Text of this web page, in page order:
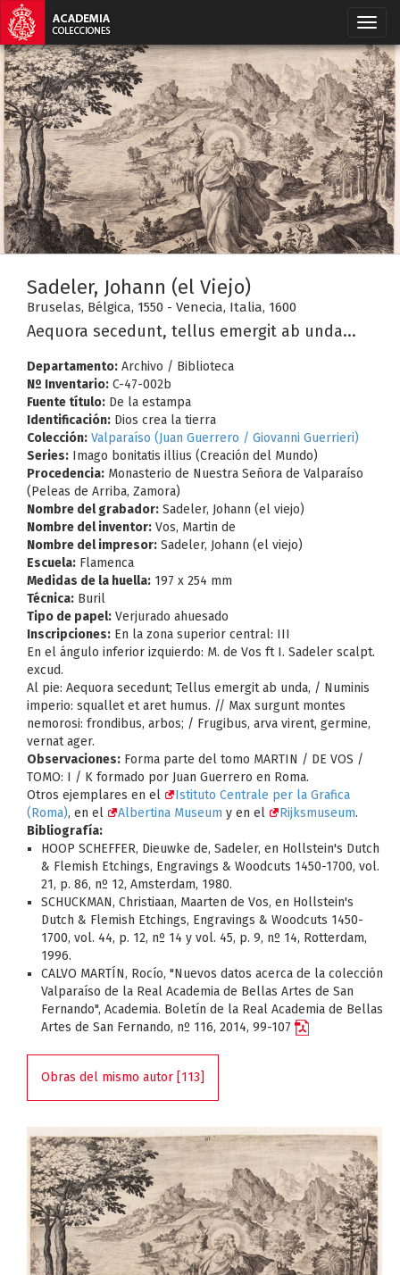
Sadeler, Johann (el Viejo)
Bruselas, Bélgica, 1550 - Venecia, Italia, 1600
Aequora secedunt, tellus emergit ab unda...
Departamento: Archivo / Biblioteca
Nº Inventario: C-47-002b
Fuente título: De la estampa
Identificación: Dios crea la tierra
Colección: Valparaíso (Juan Guerrero / Giovanni Guerrieri)
Series: Imago bonitatis illius (Creación del Mundo)
Procedencia: Monasterio de Nuestra Señora de Valparaíso
(Peleas de Arriba, Zamora)
Nombre del grabador: Sadeler, Johann (el viejo)
Nombre del inventor: Vos, Martin de
Nombre del impresor: Sadeler, Johann (el viejo)
Escuela: Flamenca
Medidas de la huella: 197 x 254 mm
Técnica: Buril
Tipo de papel: Verjurado ahuesado
Inscripciones: En la zona superior central: III
En el ángulo inferior izquierdo: M. de Vos ft I. Sadeler scalpt.
excud.
Al pie: Aequora secedunt; Tellus emergit ab unda, / Numinis
imperio: squallet et aret humus. // Max surgunt montes
nemorosi: frondibus, arbos; / Frugibus, arva virent, germine,
vernat ager.
Observaciones: Forma parte del tomo MARTIN / DE VOS /
TOMO: I / K formado por Juan Guerrero en Roma.
Otros ejemplares en el
Istituto Centrale per la Grafica
(Roma), en el Albertina Museum y en el Rijksmuseum.
Bibliografía:
HOOP SCHEFFER, Dieuwke de, Sadeler, en Hollstein's Dutch
& Flemish Etchings, Engravings & Woodcuts 1450-1700, vol.
21, p. 86, nº 12, Amsterdam, 1980.
SCHUCKMAN, Christiaan, Maarten de Vos, en Hollstein's
Dutch & Flemish Etchings, Engravings & Woodcuts 1450-
1700, vol. 44, p. 12, nº 14 y vol. 45, p. 9, nº 14, Rotterdam,
1996.
CALVO MARTÍN, Rocío, "Nuevos datos acerca de la colección
Valparaíso de la Real Academia de Bellas Artes de San
Fernando", Academia. Boletín de la Real Academia de Bellas
Artes de San Fernando, nº 116, 2014, 99-107
Obras del mismo autor [113]